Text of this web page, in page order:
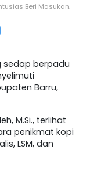
Beri Masukan.
sedap berpadu
Barru,
M.Si., terlihat
penikmat kopi
LSM, dan